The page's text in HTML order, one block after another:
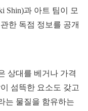
Shin)과 아트 팀이 모
한 독점 정보를 공개
상대를 베거나 가격
섬뜩한 요소도 갖고
는 물질을 함유하는